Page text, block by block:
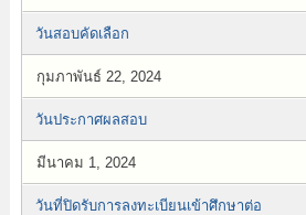
วันสอบคัดเลือก
กุมภาพันธ์ 22, 2024
วันประกาศผลสอบ
มีนาคม 1, 2024
วันที่ปิดรับการลงทะเบียนเข้าศึกษาต่อ